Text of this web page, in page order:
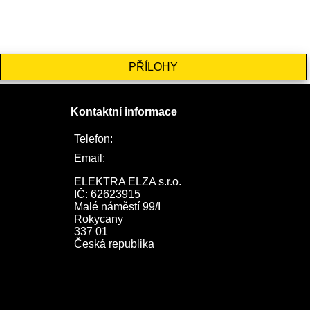
PŘÍLOHY
Kontaktní informace
Telefon:
Email:
ELEKTRA ELZA s.r.o.
IČ: 62623915
Malé náměstí 99/I
Rokycany
337 01
Česká republika